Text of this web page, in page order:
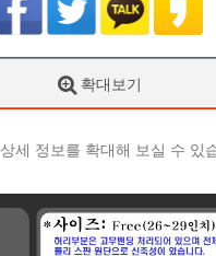
확대보기
상세 정보를 확대해 보실 수 있